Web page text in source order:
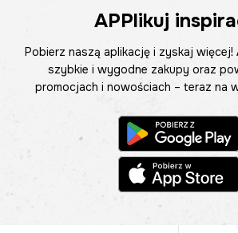
APPlikuj
Pobierz naszą aplikację i zyskaj
szybkie i wygodne zakupy oraz
promocjach i nowościach – teraz na